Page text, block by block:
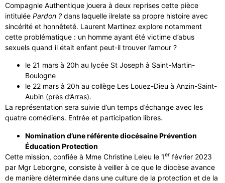
Compagnie Authentique jouera à deux reprises cette pièce
intitulée Pardon ? dans laquelle ilrelate sa propre histoire avec
sincérité et honnêteté. Laurent Martinez explore notamment
cette problématique : un homme ayant été victime d’abus
sexuels quand il était enfant peut-il trouver l’amour ?
le 21 mars à 20h au lycée St Joseph à Saint-Martin-
Boulogne
le 22 mars à 20h au collège Les Louez-Dieu à Anzin-Saint-
Aubin (près d’Arras).
La représentation sera suivie d’un temps d’échange avec les
quatre comédiens. Entrée et participation libres.
Nomination d’une référente diocésaine Prévention
Éducation Protection
Cette mission, confiée à Mme Christine Leleu le 1er février 2023
par Mgr Leborgne, consiste à veiller à ce que le diocèse avance
de manière déterminée dans une culture de la protection et de la